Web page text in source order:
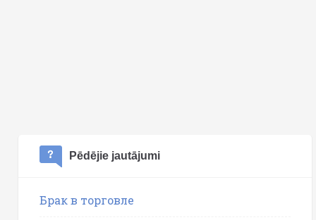
Pēdējie jautājumi
Брак в торговле